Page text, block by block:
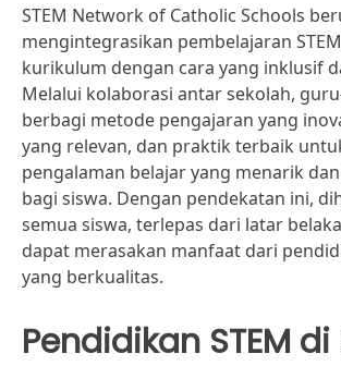
STEM Network of Catholic Schools
mengintegrasikan pembelajaran
kurikulum dengan cara yang inklusif
Melalui kolaborasi antar sekolah,
berbagi metode pengajaran yang
yang relevan, dan praktik terbaik
pengalaman belajar yang menarik
bagi siswa. Dengan pendekatan ini,
semua siswa, terlepas dari latar
dapat merasakan manfaat dari
yang berkualitas.
Pendidikan STEM